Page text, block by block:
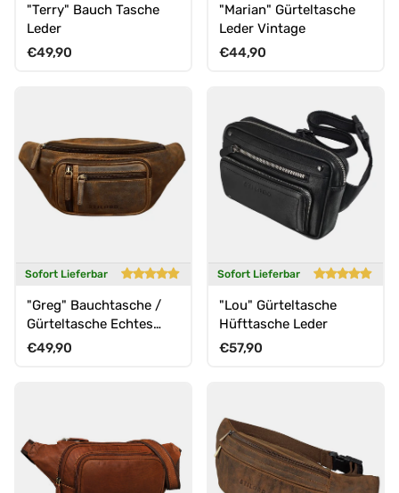
"Terry" Bauch Tasche
Leder
Normaler Preis
€49,90
"Marian" Gürteltasche
Leder Vintage
Normaler Preis
€44,90
Sofort Lieferbar
"Greg" Bauchtasche /
Gürteltasche Echtes
Leder für Damen Herren
Normaler Preis
€49,90
Sofort Lieferbar
"Lou" Gürteltasche
Hüfttasche Leder
Normaler Preis
€57,90